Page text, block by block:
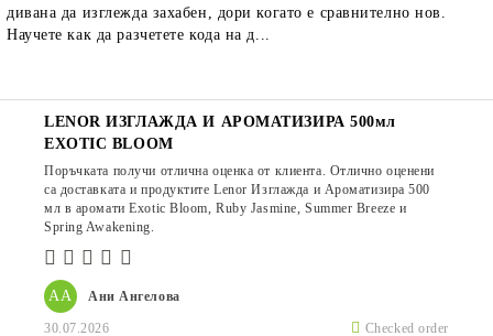
дивана да изглежда захабен, дори когато е сравнително нов.
Научете как да разчетете кода на д...
АА Ани Ангелова
30.07.2026 Checked order
LENOR ИЗГЛАЖДА И АРОМАТИЗИРА 500мл
EXOTIC BLOOM
Поръчката получи отлична оценка от клиента. Отлично оценени
са доставката и продуктите Lenor Изглажда и Ароматизира 500
мл в аромати Exotic Bloom, Ruby Jasmine, Summer Breeze и
Spring Awakening.